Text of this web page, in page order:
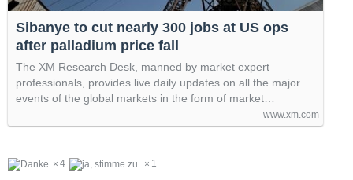
Sibanye to cut nearly 300 jobs at US ops
after palladium price fall
The XM Research Desk, manned by market expert
professionals, provides live daily updates on all the major
events of the global markets in the form of market…
www.xm.com
4 1